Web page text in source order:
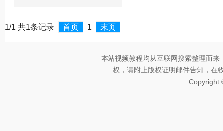
1/1 共1条记录 首页 1 末页
本站视频教程均从互联网搜索整理而
权，请附上版权证明邮件告知，在
Copyright